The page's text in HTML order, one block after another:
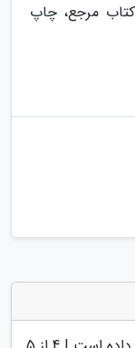
کتاب مرجع، چاپ